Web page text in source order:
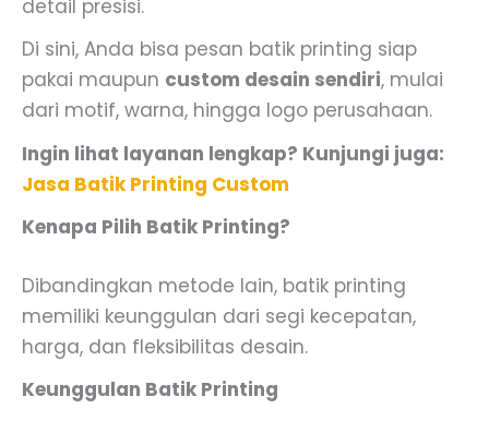
detail presisi.
Di sini, Anda bisa pesan batik printing siap
pakai maupun custom desain sendiri, mulai
dari motif, warna, hingga logo perusahaan.
Ingin lihat layanan lengkap? Kunjungi juga:
Jasa Batik Printing Custom
Kenapa Pilih Batik Printing?
Dibandingkan metode lain, batik printing
memiliki keunggulan dari segi kecepatan,
harga, dan fleksibilitas desain.
Keunggulan Batik Printing